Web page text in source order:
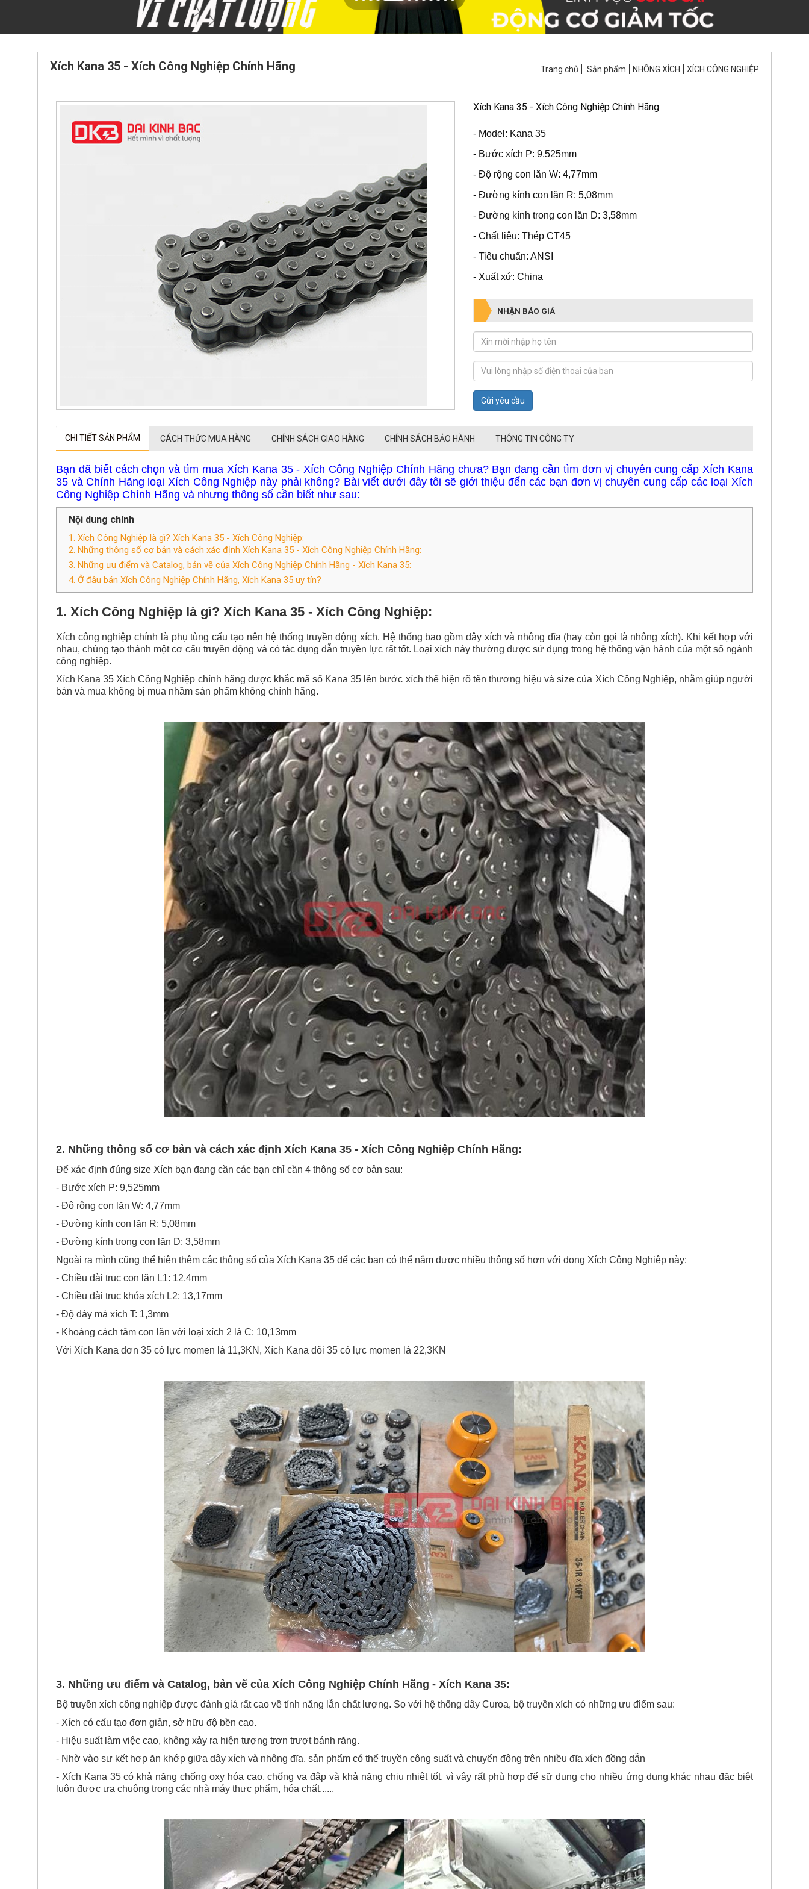
Xích Kana 35 - Xích Công Nghiệp Chính Hãng Trang chủ Sản phẩm NHÔNG XÍCH XÍCH CÔNG NGHIỆP
- Bước xích P: 9,525mm
- Độ rộng con lăn W: 4,77mm
- Đường kính con lăn R: 5,08mm
- Đường kính trong con lăn D: 3,58mm
- Chất liệu: Thép CT45
- Tiêu chuẩn: ANSI
- Xuất xứ: China
Gửi yêu cầu
CHÍNH SÁCH BẢO HÀNH THÔNG TIN CÔNG TY
35 và Chính Hãng loại Xích Công Nghiệp này phải không? Bài viết dưới đây tôi sẽ giới thiệu đến các bạn đơn vị chuyên cung cấp các loại Xích
Công Nghiệp Chính Hãng và nhưng thông số cần biết như sau:
Nội dung chính
1. Xích Công Nghiệp là gì? Xích Kana 35 - Xích Công Nghiệp:
2. Những thông số cơ bản và cách xác định Xích Kana 35 - Xích Công Nghiệp Chính Hãng:
3. Những ưu điểm và Catalog, bản vẽ của Xích Công Nghiệp Chính Hãng - Xích Kana 35:
4. Ở đâu bán Xích Công Nghiệp Chính Hãng, Xích Kana 35 uy tín?
1. Xích Công Nghiệp là gì? Xích Kana 35 - Xích Công Nghiệp:
Xích công nghiệp chính là phụ tùng cấu tạo nên hệ thống truyền động xích. Hệ thống bao gồm dây xích và nhông đĩa (hay còn gọi là nhông xích). Khi kết hợp với
công nghiệp.
Xích Kana 35 Xích Công Nghiệp chính hãng được khắc mã số Kana 35 lên bước xích thể hiện rõ tên thương hiệu và size của Xích Công Nghiệp, nhằm giúp người
bán và mua không bị mua nhầm sản phẩm không chính hãng.
2. Những thông số cơ bản và cách xác định Xích Kana 35 - Xích Công Nghiệp Chính Hãng:
- Đường kính con lăn R: 5,08mm
Ngoài ra mình cũng thể hiện thêm các thông số của Xích Kana 35 để các bạn có thể nắm được nhiều thông số hơn với dong Xích Công Nghiệp này:
- Chiều dài trục con lăn L1: 12,4mm
- Chiều dài trục khóa xích L2: 13,17mm
- Độ dày má xích T: 1,3mm
3. Những ưu điểm và Catalog, bản vẽ của Xích Công Nghiệp Chính Hãng - Xích Kana 35:
- Xích có cấu tạo đơn giản, sở hữu độ bền cao.
- Nhờ vào sự kết hợp ăn khớp giữa dây xích và nhông đĩa, sản phẩm có thể truyền công suất và chuyển động trên nhiều đĩa xích đồng dẫn
- Xích Kana 35 có khả năng chống oxy hóa cao, chống va đập và khả năng chịu nhiệt tốt, vì vậy rất phù hợp để sữ dụng cho nhiều ứng dụng khác nhau đặc biệt
luôn được ưa chuộng trong các nhà máy thực phẩm, hóa chất......